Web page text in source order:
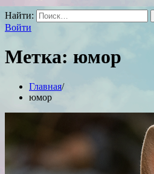
Найти:
Войти
Метка: юмор
Главная
юмор